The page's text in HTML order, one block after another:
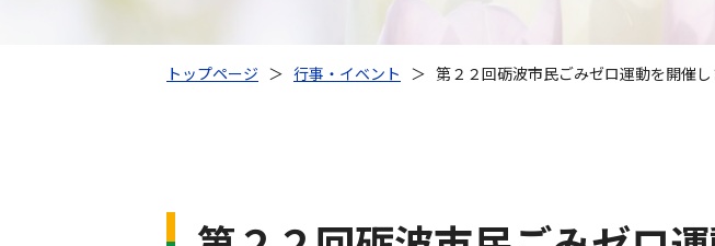
トップページ ＞ 行事・イベント ＞ 第２２回砺波市民ごみゼロ運動を開催し